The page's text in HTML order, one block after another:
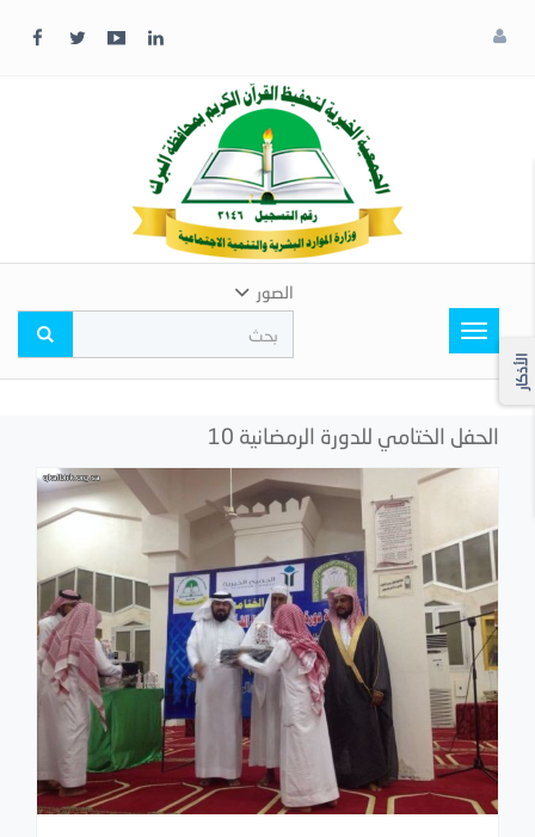
Toggle
navigation
الصور
الأذكار
الحفل الختامي للدورة الرمضانية 10